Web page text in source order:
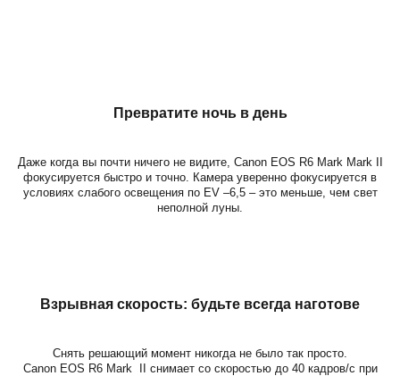
Превратите ночь в день
Даже когда вы почти ничего не видите, Canon EOS R6 Mark Mark II
фокусируется быстро и точно. Камера уверенно фокусируется в
условиях слабого освещения по EV –6,5 – это меньше, чем свет
неполной луны.
Взрывная скорость: будьте всегда наготове
Снять решающий момент никогда не было так просто.
Canon EOS R6 Mark II снимает со скоростью до 40 кадров/с при